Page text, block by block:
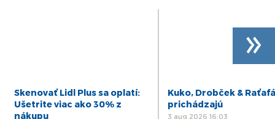
Skenovať Lidl Plus sa oplatí:
Ušetrite viac ako 30% z
nákupu
Kuko, Drobček &
prichádzajú
3 aug 2026 16:03
»